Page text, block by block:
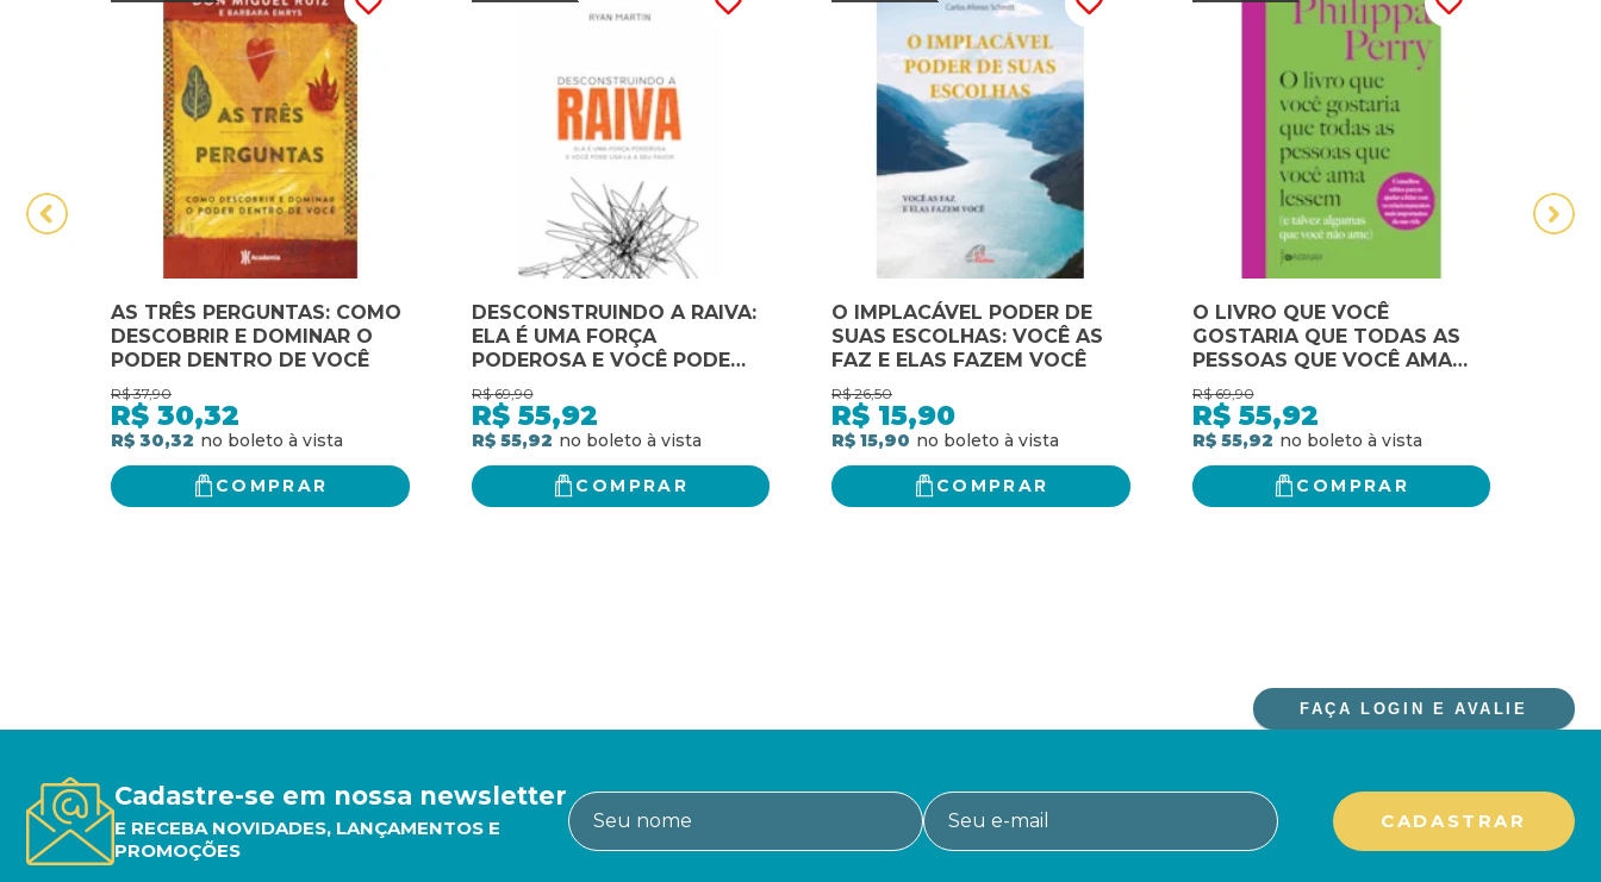
AS TRÊS PERGUNTAS: COMO
DESCOBRIR E DOMINAR O
PODER DENTRO DE VOCÊ
R$ 37,90
R$ 30,32
R$ 30,32
COMPRAR
DESCONSTRUINDO A RAIVA:
ELA É UMA FORÇA
PODEROSA E VOCÊ PODE
USÁ-LA A SEU FAVOR
R$ 69,90
R$ 55,92
R$ 55,92
COMPRAR
O IMPLACÁVEL PODER DE
SUAS ESCOLHAS: VOCÊ AS
FAZ E ELAS FAZEM VOCÊ
R$ 26,50
R$ 15,90
R$ 15,90
COMPRAR
O LIVRO QUE VOCÊ
GOSTARIA QUE TODAS AS
PESSOAS QUE VOCÊ AMA
LESSEM: (E TALVEZ
ALGUMAS QUE VOCÊ NÃO
AME)
R$ 69,90
R$ 55,92
R$ 55,92
COMPRAR
FAÇA LOGIN E AVALIE
Cadastre-se em nossa newsletter
E RECEBA NOVIDADES, LANÇAMENTOS E
PROMOÇÕES